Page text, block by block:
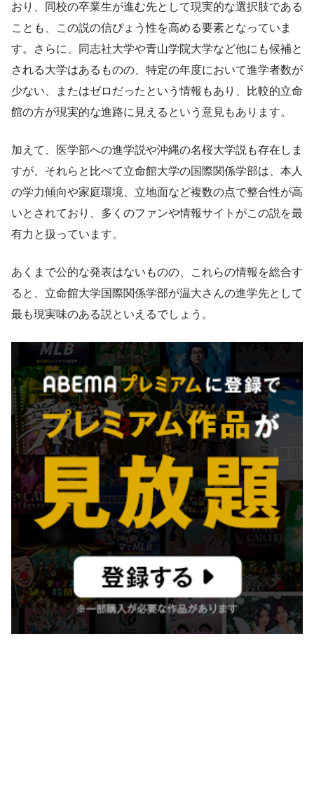
おり、同校の卒業生が進む先として現実的な選択肢である
ことも、この説の信ぴょう性を高める要素となっていま
す。さらに、同志社大学や青山学院大学など他にも候補と
される大学はあるものの、特定の年度において進学者数が
少ない、またはゼロだったという情報もあり、比較的立命
館の方が現実的な進路に見えるという意見もあります。
加えて、医学部への進学説や沖縄の名桜大学説も存在しま
すが、それらと比べて立命館大学の国際関係学部は、本人
の学力傾向や家庭環境、立地面など複数の点で整合性が高
いとされており、多くのファンや情報サイトがこの説を最
有力と扱っています。
あくまで公的な発表はないものの、これらの情報を総合す
ると、立命館大学国際関係学部が温大さんの進学先として
最も現実味のある説といえるでしょう。